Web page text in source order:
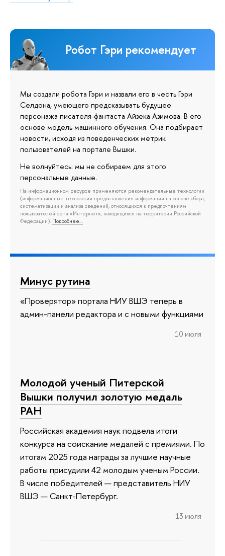
Робот Гэри рекомендует
Мы создали робота Гэри и назвали его в честь Гэри
Селдона, умеющего предсказывать будущее
персонажа писателя-фантаста Айзека Азимова. В его
основе модель машинного обучения. Она подбирает
новости, исходя из поведенческих метрик
пользователей на портале Вышки.
Не волнуйтесь: мы не собираем для этого
персональные данные.
На информационном ресурсе применяются рекомендательные технологии
(информационные технологии предоставления информации на основе сбора,
систематизации и анализа сведений, относящихся к предпочтениям
пользователей сети «Интернет», находящихся на территории Российской
Федерации). Подробнее…
Минус рутина
«Проверятор» портала НИУ ВШЭ теперь в
админ-панели редактора и с новыми функциями
10 июля
Молодой ученый Питерской
Вышки получил золотую медаль
РАН
Российская академия наук подвела итоги
конкурса на соискание медалей с премиями. По
итогам 2025 года награды за лучшие научные
работы присудили 42 молодым ученым России.
В числе победителей — представитель НИУ
ВШЭ — Санкт-Петербург.
13 июля